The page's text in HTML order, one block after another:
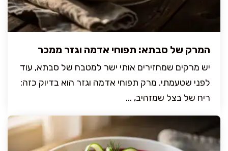
המרק של סבתא: תפוחי אדמה וגזר ממכר
יש מרקים שמחזירים אותי ישר למטבח של סבתא, עוד
לפני שטעמתי. מרק תפוחי אדמה וגזר הוא בדיוק כזה:
ריח של בצל שמזהיב, ...